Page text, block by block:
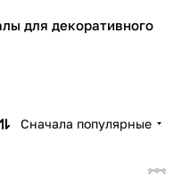
для декоративного
Сначала популярные